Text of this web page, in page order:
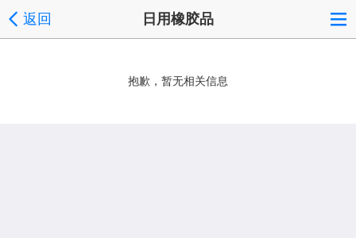
返回 日用橡胶品
抱歉，暂无相关信息